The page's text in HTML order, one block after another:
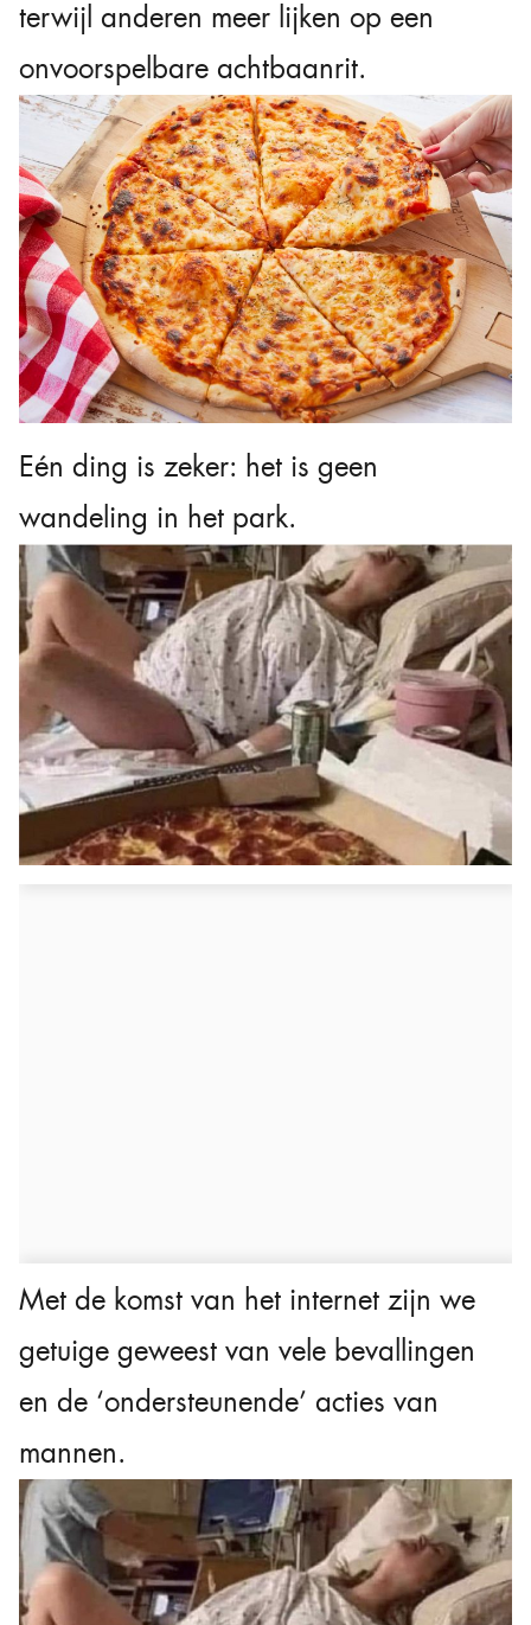
terwijl anderen meer lijken op een
onvoorspelbare achtbaanrit.
Eén ding is zeker: het is geen
wandeling in het park.
Met de komst van het internet zijn we
getuige geweest van vele bevallingen
en de ‘ondersteunende’ acties van
mannen.